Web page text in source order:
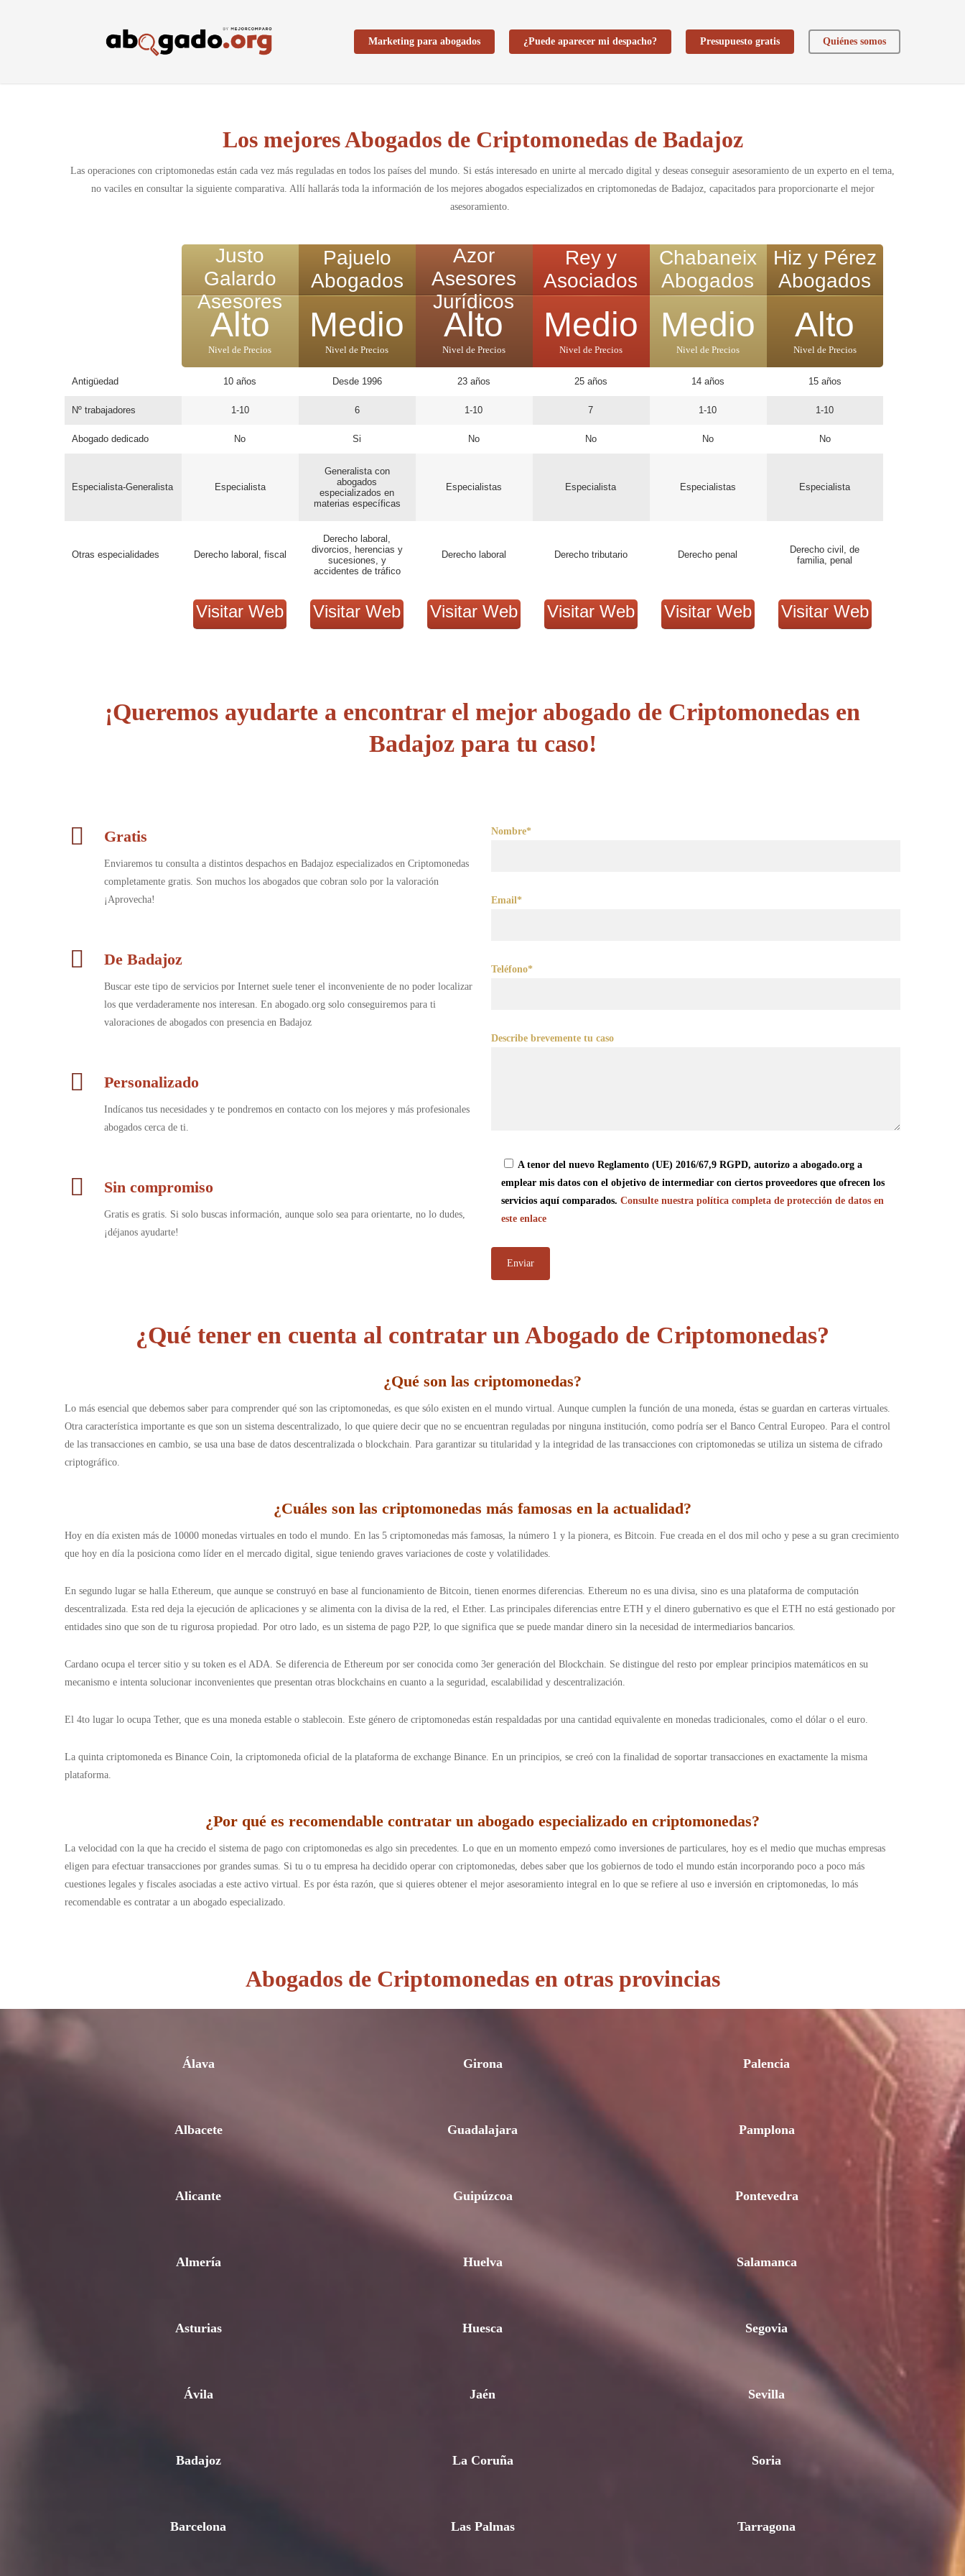
Marketing para abogados ¿Puede aparecer mi despacho? Presupuesto gratis Quiénes somos
Los mejores Abogados de Criptomonedas de Badajoz
Las operaciones con criptomonedas están cada vez más reguladas en todos los países del mundo. Si estás interesado en unirte al mercado digital y deseas conseguir asesoramiento de un experto en el tema,
no vaciles en consultar la siguiente comparativa. Allí hallarás toda la información de los mejores abogados especializados en criptomonedas de Badajoz, capacitados para proporcionarte el mejor
asesoramiento.
Antigüedad
Nº trabajadores
Abogado dedicado
Especialista-Generalista
Otras especialidades
Justo
Galardo
Asesores
Alto
Nivel de Precios
10 años
1-10
No
Especialista
Derecho laboral, fiscal
Visitar Web
Pajuelo
Abogados
Medio
Nivel de Precios
Desde 1996
6
Si
Generalista con
abogados
especializados en
materias específicas
Derecho laboral,
divorcios, herencias y
sucesiones, y
accidentes de tráfico
Visitar Web
Azor
Asesores
Jurídicos
Alto
Nivel de Precios
23 años
1-10
No
Especialistas
Derecho laboral
Visitar Web
Rey y
Asociados
Medio
Nivel de Precios
25 años
7
No
Especialista
Derecho tributario
Visitar Web
Chabaneix
Abogados
Medio
Nivel de Precios
14 años
1-10
No
Especialistas
Derecho penal
Visitar Web
Hiz y Pérez
Abogados
Alto
Nivel de Precios
15 años
1-10
No
Especialista
Derecho civil, de
familia, penal
Visitar Web
¡Queremos ayudarte a encontrar el mejor abogado de Criptomonedas en
Badajoz para tu caso!
Gratis
Enviaremos tu consulta a distintos despachos en Badajoz especializados en Criptomonedas
completamente gratis. Son muchos los abogados que cobran solo por la valoración
¡Aprovecha!
De Badajoz
Buscar este tipo de servicios por Internet suele tener el inconveniente de no poder localizar
los que verdaderamente nos interesan. En abogado.org solo conseguiremos para ti
valoraciones de abogados con presencia en Badajoz
Personalizado
Indícanos tus necesidades y te pondremos en contacto con los mejores y más profesionales
abogados cerca de ti.
Sin compromiso
Gratis es gratis. Si solo buscas información, aunque solo sea para orientarte, no lo dudes,
¡déjanos ayudarte!
Nombre*
Email*
Teléfono*
Describe brevemente tu caso
A tenor del nuevo Reglamento (UE) 2016/67,9 RGPD, autorizo a abogado.org a
emplear mis datos con el objetivo de intermediar con ciertos proveedores que ofrecen los
servicios aquí comparados. Consulte nuestra política completa de protección de datos en
este enlace
¿Qué tener en cuenta al contratar un Abogado de Criptomonedas?
¿Qué son las criptomonedas?
Lo más esencial que debemos saber para comprender qué son las criptomonedas, es que sólo existen en el mundo virtual. Aunque cumplen la función de una moneda, éstas se guardan en carteras virtuales.
Otra característica importante es que son un sistema descentralizado, lo que quiere decir que no se encuentran reguladas por ninguna institución, como podría ser el Banco Central Europeo. Para el control
de las transacciones en cambio, se usa una base de datos descentralizada o blockchain. Para garantizar su titularidad y la integridad de las transacciones con criptomonedas se utiliza un sistema de cifrado
criptográfico.
¿Cuáles son las criptomonedas más famosas en la actualidad?
Hoy en día existen más de 10000 monedas virtuales en todo el mundo. En las 5 criptomonedas más famosas, la número 1 y la pionera, es Bitcoin. Fue creada en el dos mil ocho y pese a su gran crecimiento
que hoy en día la posiciona como líder en el mercado digital, sigue teniendo graves variaciones de coste y volatilidades.
En segundo lugar se halla Ethereum, que aunque se construyó en base al funcionamiento de Bitcoin, tienen enormes diferencias. Ethereum no es una divisa, sino es una plataforma de computación
descentralizada. Esta red deja la ejecución de aplicaciones y se alimenta con la divisa de la red, el Ether. Las principales diferencias entre ETH y el dinero gubernativo es que el ETH no está gestionado por
entidades sino que son de tu rigurosa propiedad. Por otro lado, es un sistema de pago P2P, lo que significa que se puede mandar dinero sin la necesidad de intermediarios bancarios.
Cardano ocupa el tercer sitio y su token es el ADA. Se diferencia de Ethereum por ser conocida como 3er generación del Blockchain. Se distingue del resto por emplear principios matemáticos en su
mecanismo e intenta solucionar inconvenientes que presentan otras blockchains en cuanto a la seguridad, escalabilidad y descentralización.
El 4to lugar lo ocupa Tether, que es una moneda estable o stablecoin. Este género de criptomonedas están respaldadas por una cantidad equivalente en monedas tradicionales, como el dólar o el euro.
La quinta criptomoneda es Binance Coin, la criptomoneda oficial de la plataforma de exchange Binance. En un principios, se creó con la finalidad de soportar transacciones en exactamente la misma
plataforma.
¿Por qué es recomendable contratar un abogado especializado en criptomonedas?
La velocidad con la que ha crecido el sistema de pago con criptomonedas es algo sin precedentes. Lo que en un momento empezó como inversiones de particulares, hoy es el medio que muchas empresas
eligen para efectuar transacciones por grandes sumas. Si tu o tu empresa ha decidido operar con criptomonedas, debes saber que los gobiernos de todo el mundo están incorporando poco a poco más
cuestiones legales y fiscales asociadas a este activo virtual. Es por ésta razón, que si quieres obtener el mejor asesoramiento integral en lo que se refiere al uso e inversión en criptomonedas, lo más
recomendable es contratar a un abogado especializado.
Abogados de Criptomonedas en otras provincias
Álava
Albacete
Alicante
Almería
Asturias
Ávila
Badajoz
Barcelona
Girona
Guadalajara
Guipúzcoa
Huelva
Huesca
Jaén
La Coruña
Las Palmas
Palencia
Pamplona
Pontevedra
Salamanca
Segovia
Sevilla
Soria
Tarragona